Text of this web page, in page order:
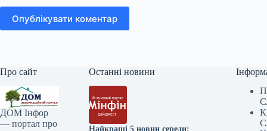
Опублікувати коментар
Про сайт
ДОМ Інфор
— портал про
Останні новини
Найкращі 5 новин середи: